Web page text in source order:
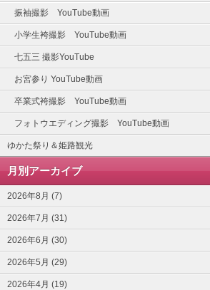
振袖撮影 YouTube動画
小学生袴撮影 YouTube動画
七五三 撮影YouTube
お宮参り YouTube動画
卒業式袴撮影 YouTube動画
フォトウエディング撮影 YouTube動画
ゆかた祭り＆姫路観光
月別アーカイブ
2026年8月 (7)
2026年7月 (31)
2026年6月 (30)
2026年5月 (29)
2026年4月 (19)